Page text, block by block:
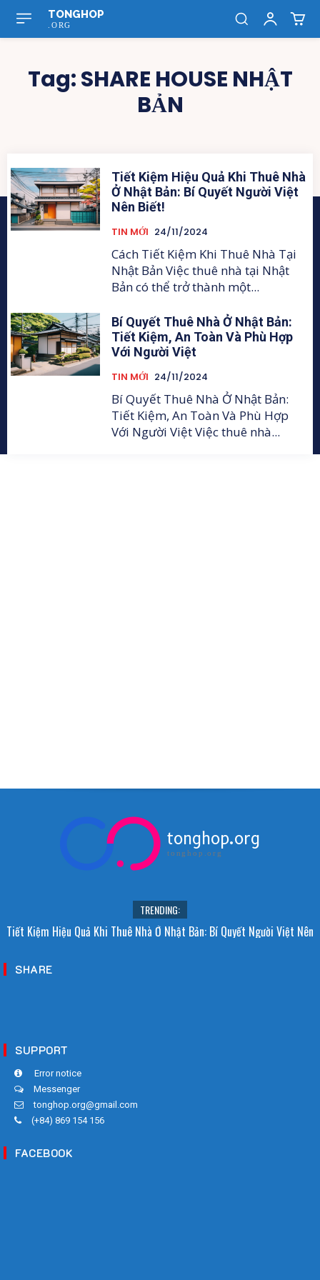
TONGHOP
.ORG
Tag:SHARE HOUSE NHẬT
BẢN
Tiết Kiệm Hiệu Quả Khi Thuê Nhà
Ở Nhật Bản: Bí Quyết Người Việt
Nên Biết!
TIN MỚI 24/11/2024
Cách Tiết Kiệm Khi Thuê Nhà Tại
Nhật Bản Việc thuê nhà tại Nhật
Bản có thể trở thành một...
Bí Quyết Thuê Nhà Ở Nhật Bản:
Tiết Kiệm, An Toàn Và Phù Hợp
Với Người Việt
TIN MỚI 24/11/2024
Bí Quyết Thuê Nhà Ở Nhật Bản:
Tiết Kiệm, An Toàn Và Phù Hợp
Với Người Việt Việc thuê nhà...
tonghop.org
tonghop.org
TRENDING:
Tiết Kiệm Hiệu Quả Khi Thuê Nhà Ở Nhật Bản: Bí Quyết Người Việt Nên
SHARE
SUPPORT
Error notice
Messenger
tonghop.org@gmail.com
(+84) 869 154 156
FACEBOOK